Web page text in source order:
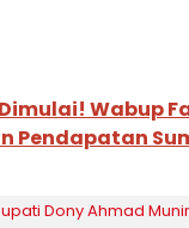
Wabup
Pendapatan
Dony Ahmad Munir